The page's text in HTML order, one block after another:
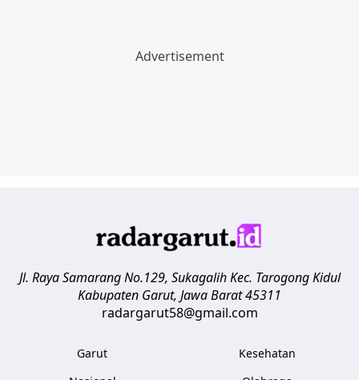
Jl. Raya Samarang No.129, Sukagalih Kec. Tarogong Kidul
Kabupaten Garut, Jawa Barat45311
radargarut58@gmail.com
Garut
Kesehatan